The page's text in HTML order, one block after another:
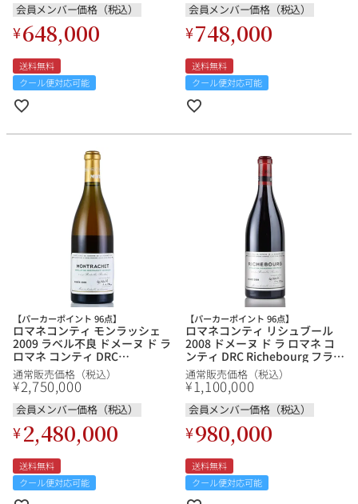
オーパス・ワン
スクリーミング・
イーグル
会員メンバー価格（税込）
¥648,000
送料無料
クール便対応可能
会員メンバー価格（税込）
¥748,000
送料無料
クール便対応可能
【パーカーポイント 96点】
ロマネコンティ モンラッシェ
2009 ラベル不良 ドメーヌ ド ラ
ロマネ コンティ DRC
Montrachet フランス ブルゴー
ニュ 白ワイン
通常販売価格（税込）
¥2,750,000
会員メンバー価格（税込）
¥2,480,000
送料無料
クール便対応可能
【パーカーポイント 96点】
ロマネコンティ リシュブール
2008 ドメーヌ ド ラ ロマネ コ
ンティ DRC Richebourg フラン
ス ブルゴーニュ 赤ワイン
通常販売価格（税込）
¥1,100,000
会員メンバー価格（税込）
¥980,000
送料無料
クール便対応可能